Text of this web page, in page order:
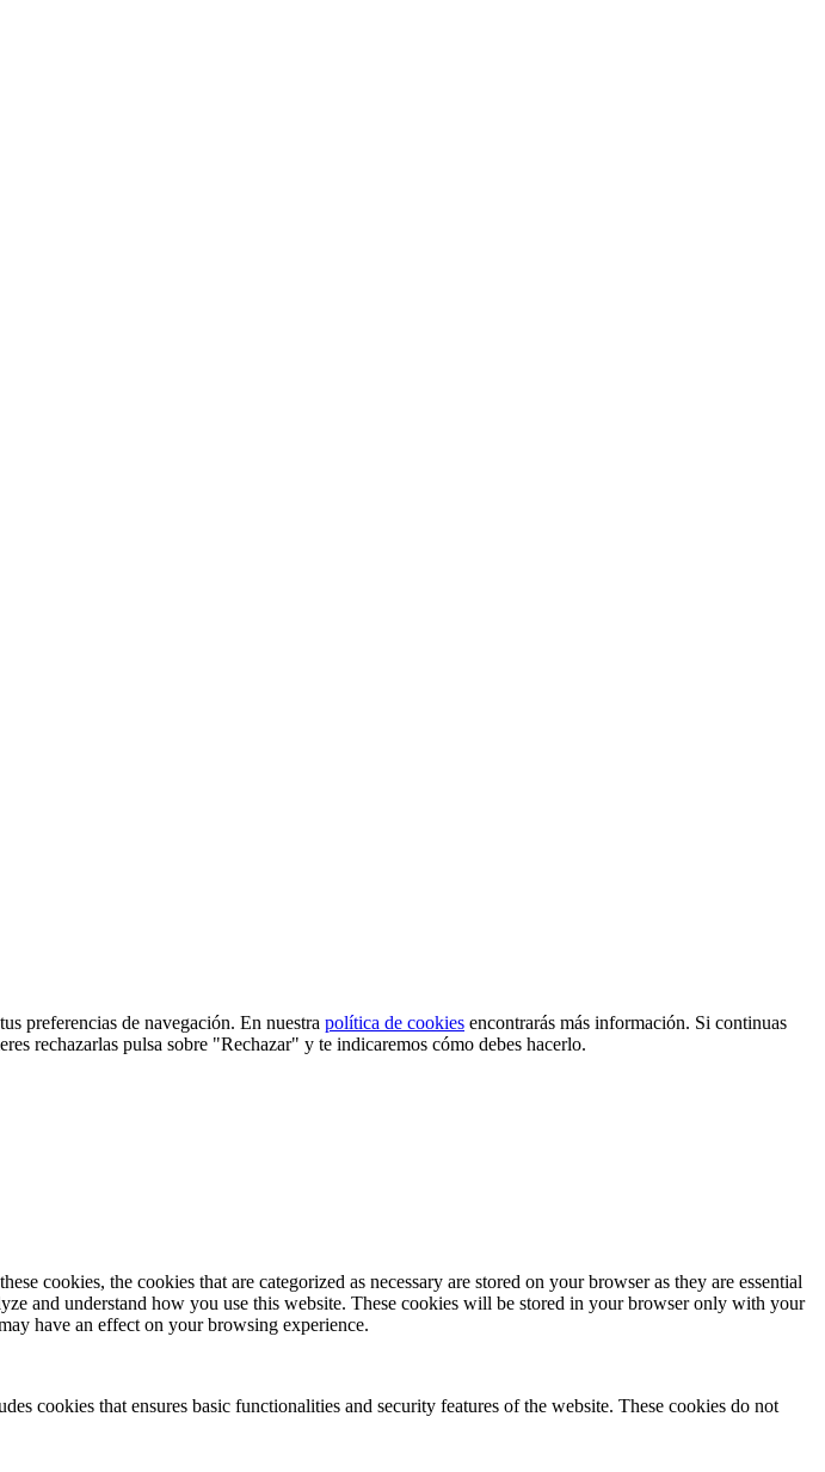
preferencias de navegación. En nuestra política de cookies encontrarás más información. Si continuas
rechazarlas pulsa sobre "Rechazar" y te indicaremos cómo debes hacerlo.
cookies, the cookies that are categorized as necessary are stored on your browser as they are essential
and understand how you use this website. These cookies will be stored in your browser only with your
have an effect on your browsing experience.
cookies that ensures basic functionalities and security features of the website. These cookies do not